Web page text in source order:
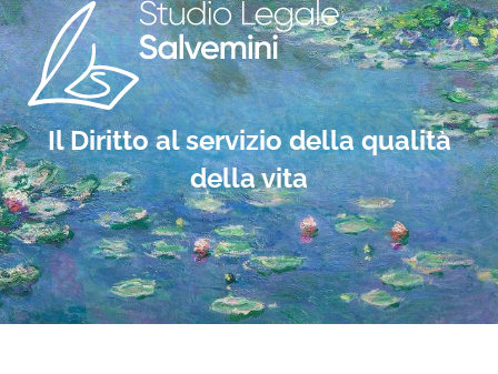
Il Diritto al servizio della qualità
della vita